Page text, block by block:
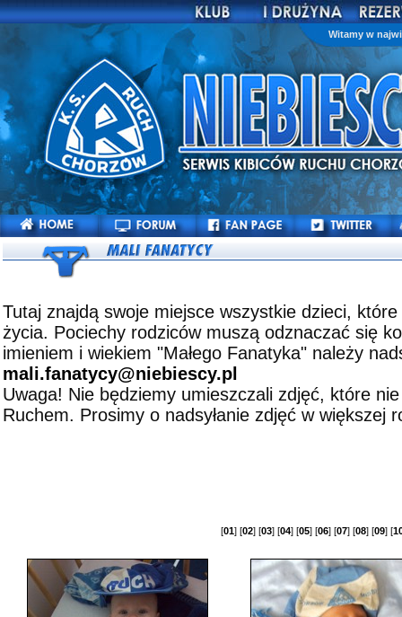
Witamy w
Tutaj znajdą swoje miejsce wszystkie dzieci,
życia. Pociechy rodziców muszą odznaczać się
imieniem i wiekiem "Małego Fanatyka" należy
mali.fanatycy@niebiescy.pl
Uwaga! Nie będziemy umieszczali zdjęć, które
Ruchem. Prosimy o nadsyłanie zdjęć w większej
[01] [02] [03] [04] [05] [06] [07] [08] [09] [